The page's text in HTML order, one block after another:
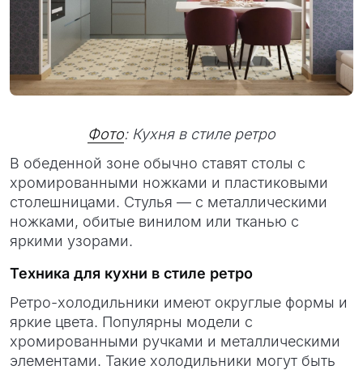
Фото: Кухня в стиле ретро
В обеденной зоне обычно ставят столы с
хромированными ножками и пластиковыми
столешницами. Стулья — с металлическими
ножками, обитые винилом или тканью с
яркими узорами.
Техника для кухни в стиле ретро
Ретро-холодильники имеют округлые формы и
яркие цвета. Популярны модели с
хромированными ручками и металлическими
элементами. Такие холодильники могут быть